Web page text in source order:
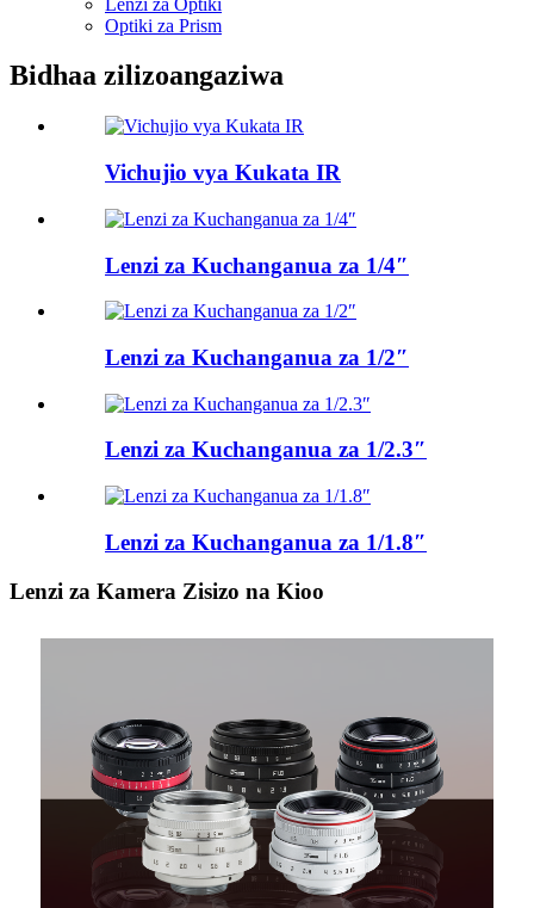
Optiki za Prism
Bidhaa zilizoangaziwa
Vichujio vya Kukata IR
Lenzi za Kuchanganua za 1/4″
Lenzi za Kuchanganua za 1/2″
Lenzi za Kuchanganua za 1/2.3″
Lenzi za Kuchanganua za 1/1.8″
Lenzi za Kamera Zisizo na Kioo